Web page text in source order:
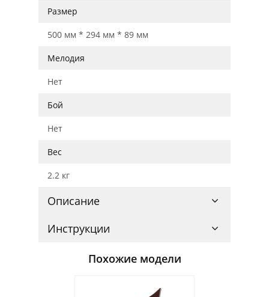
Размер
500 мм * 294 мм * 89 мм
Мелодия
Нет
Бой
Нет
Вес
2.2 кг
Описание
Инструкции
Похожие модели